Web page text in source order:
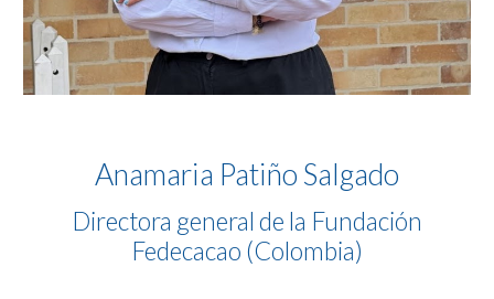
Anamaria Patiño Salgado
Directora general de la Fundación
Fedecacao (Colombia)